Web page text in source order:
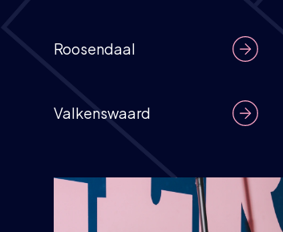
Roosendaal
Valkenswaard